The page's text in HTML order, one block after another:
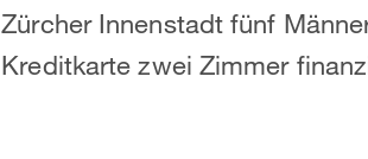
Zürcher Innenstadt fünf
Kreditkarte zwei Zimmer